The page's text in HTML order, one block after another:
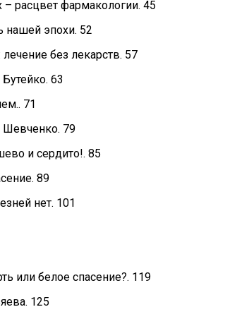
– расцвет фармакологии. 45
нашей эпохи. 52
без лекарств. 57
63
71
Шевченко. 79
и сердито!. 85
89
нет. 101
или белое спасение?. 119
125